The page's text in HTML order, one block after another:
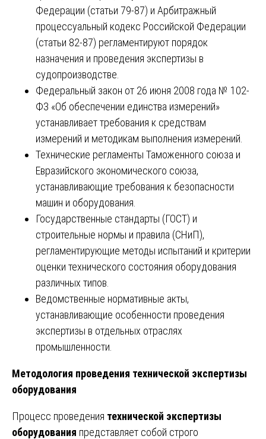
Федерации (статьи 79-87) и Арбитражный
процессуальный кодекс Российской Федерации
(статьи 82-87) регламентируют порядок
назначения и проведения экспертизы в
судопроизводстве.
Федеральный закон от 26 июня 2008 года № 102-
ФЗ «Об обеспечении единства измерений»
устанавливает требования к средствам
измерений и методикам выполнения измерений.
Технические регламенты Таможенного союза и
Евразийского экономического союза,
устанавливающие требования к безопасности
машин и оборудования.
Государственные стандарты (ГОСТ) и
строительные нормы и правила (СНиП),
регламентирующие методы испытаний и критерии
оценки технического состояния оборудования
различных типов.
Ведомственные нормативные акты,
устанавливающие особенности проведения
экспертизы в отдельных отраслях
промышленности.
Методология проведения технической экспертизы
оборудования
Процесс проведения технической экспертизы
оборудования представляет собой строго